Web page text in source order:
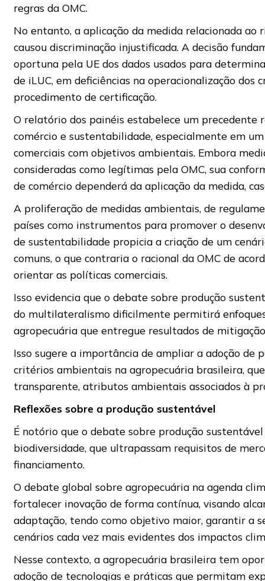
regras da OMC.
No entanto, a aplicação da medida relacionada ao
causou discriminação injustificada. A decisão
oportuna pela UE dos dados usados para
de iLUC, em deficiências na operacionalização dos
procedimento de certificação.
O relatório dos painéis estabelece um
comércio e sustentabilidade, especialmente em
comerciais com objetivos ambientais. Embora
consideradas como legítimas pela OMC, sua
de comércio dependerá da aplicação da medida,
A proliferação de medidas ambientais, de
países como instrumentos para promover o
de sustentabilidade propicia a criação de um
comuns, o que contraria o racional da OMC de
orientar as políticas comerciais.
Isso evidencia que o debate sobre produção
do multilateralismo dificilmente permitirá
agropecuária que entregue resultados de
Isso sugere a importância de ampliar a adoção de
critérios ambientais na agropecuária brasileira,
transparente, atributos ambientais associados à
Reflexões sobre a produção sustentável
É notório que o debate sobre produção
biodiversidade, que ultrapassam requisitos de
financiamento.
O debate global sobre agropecuária na agenda
fortalecer inovação de forma contínua, visando
adaptação, tendo como objetivo maior, garantir a
cenários cada vez mais evidentes dos impactos
Nesse contexto, a agropecuária brasileira tem
adoção de tecnologias e práticas que permitam